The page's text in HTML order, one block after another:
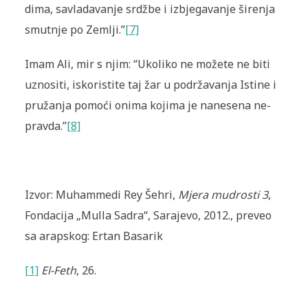
dima, savladavanje srdžbe i izbjegavanje širenja
smutnje po Zem­lji.”[7]
Imam Ali, mir s njim: “Ukoliko ne možete ne biti
uznositi, iskoristite taj žar u podržavanja Istine i
pružanja pomoći onima kojima je nanesena ne­
pravda.”[8]
Izvor: Muhammedi Rey Šehri, Mjera mudrosti 3,
Fondacija „Mulla Sadra“, Sarajevo, 2012., preveo
sa arapskog: Ertan Basarik
[1] El-Feth, 26.